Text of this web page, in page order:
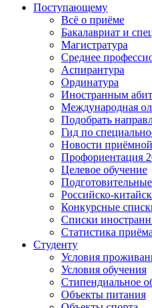
Поступающему
Всё о приёме
Бакалавриат и
Магистратура
Среднее
Аспирантура
Ординатура
Иностранным
Международная
Подобрать
Гид по
Новости
Профориентация
Целевое обучение
Российско-
Конкурсные
Списки
Статистика приёма
Студенту
Условия
Условия обучения
Стипендиальное
Объекты питания